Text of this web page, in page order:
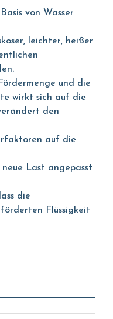
von Wasser
leichter, heißer
und die
wirkt sich auf die
den
auf die
Last angepasst
die
Flüssigkeit